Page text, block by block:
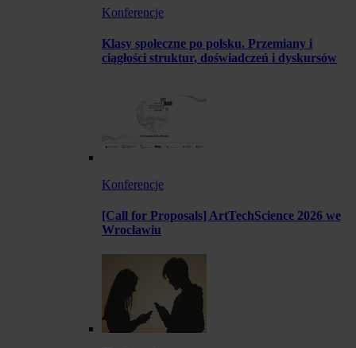
Konferencje
Klasy społeczne po polsku. Przemiany i
ciągłości struktur, doświadczeń i dyskursów
Konferencje
[Call for Proposals] ArtTechScience 2026 we
Wrocławiu